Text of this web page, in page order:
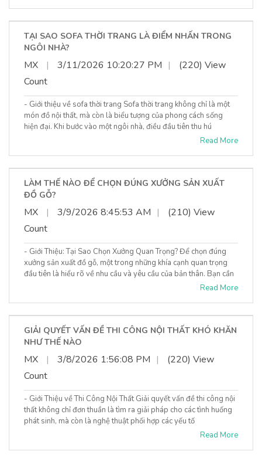
TẠI SAO SOFA THỜI TRANG LÀ ĐIỂM NHẤN TRONG
NGÔI NHÀ?
MX | 3/11/2026 10:20:27 PM |
(220) View
Count
- Giới thiệu về sofa thời trang Sofa thời trang không chỉ là một
món đồ nội thất, mà còn là biểu tượng của phong cách sống
hiện đại. Khi bước vào một ngôi nhà, điều đầu tiên thu hú
Read More
LÀM THẾ NÀO ĐỂ CHỌN ĐÚNG XƯỞNG SẢN XUẤT
ĐỒ GỖ?
MX | 3/9/2026 8:45:53 AM |
(210) View
Count
- Giới Thiệu: Tại Sao Chọn Xưởng Quan Trọng? Để chọn đúng
xưởng sản xuất đồ gỗ, một trong những khía cạnh quan trọng
đầu tiên là hiểu rõ về nhu cầu và yêu cầu của bản thân. Bạn cần
Read More
GIẢI QUYẾT VẤN ĐỀ THI CÔNG NỘI THẤT KHÓ KHĂN
NHƯ THẾ NÀO
MX | 3/8/2026 1:56:08 PM |
(220) View
Count
- Giới Thiệu về Thi Công Nội Thất Giải quyết vấn đề thi công nội
thất không chỉ đơn thuần là tìm ra giải pháp cho các tình huống
phát sinh, mà còn là nghệ thuật phối hợp các yếu tố
Read More